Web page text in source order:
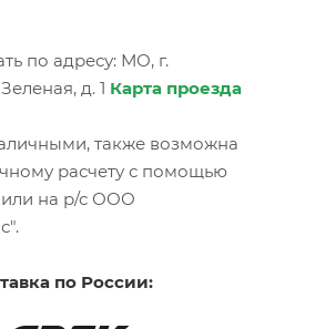
по адресу: МО, г.
д. 1 Карта проезда
также возможна
расчету с помощью
или на р/с ООО
по России: